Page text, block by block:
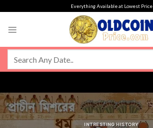
Everything Available at Lowest Price
INTRESTING HISTORY